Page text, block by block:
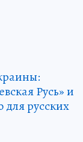
Русь» и
для русских